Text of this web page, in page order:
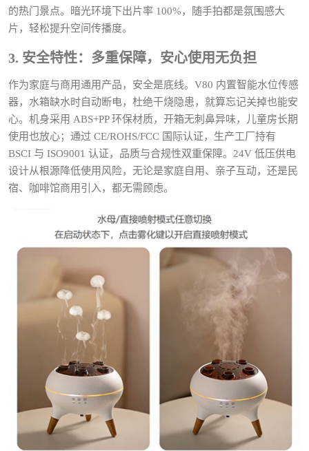
的热门景点。暗光环境下出片率 100%，随手拍都是氛围感大
片，轻松提升空间传播度。
3. 安全特性：多重保障，安心使用无负担
作为家庭与商用通用产品，安全是底线。V80 内置智能水位传感
器，水箱缺水时自动断电，杜绝干烧隐患，就算忘记关掉也能安
心。机身采用 ABS+PP 环保材质，开箱无刺鼻异味，儿童房长期
使用也放心；通过 CE/ROHS/FCC 国际认证，生产工厂持有
BSCI 与 ISO9001 认证，品质与合规性双重保障。24V 低压供电
设计从根源降低使用风险，无论是家庭自用、亲子互动，还是民
宿、咖啡馆商用引入，都无需顾虑。